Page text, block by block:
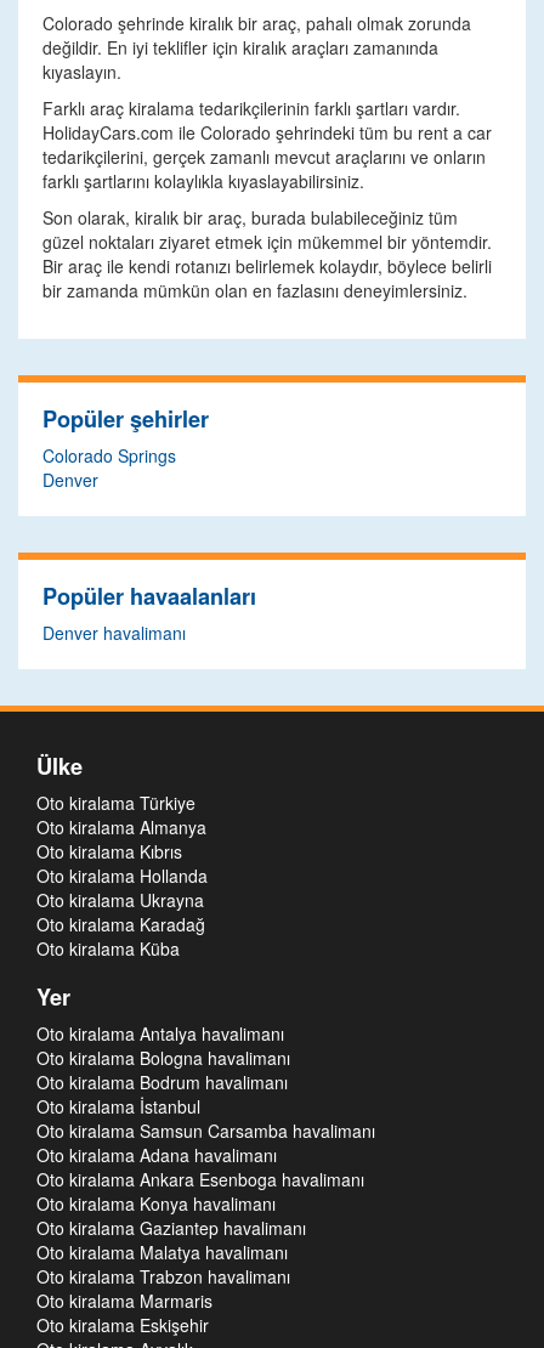
Colorado şehrinde kiralık bir araç, pahalı olmak zorunda
değildir. En iyi teklifler için kiralık araçları zamanında
kıyaslayın.
Farklı araç kiralama tedarikçilerinin farklı şartları vardır.
HolidayCars.com ile Colorado şehrindeki tüm bu rent a car
tedarikçilerini, gerçek zamanlı mevcut araçlarını ve onların
farklı şartlarını kolaylıkla kıyaslayabilirsiniz.
Son olarak, kiralık bir araç, burada bulabileceğiniz tüm
güzel noktaları ziyaret etmek için mükemmel bir yöntemdir.
Bir araç ile kendi rotanızı belirlemek kolaydır, böylece belirli
bir zamanda mümkün olan en fazlasını deneyimlersiniz.
Popüler şehirler
Colorado Springs
Denver
Popüler havaalanları
Denver havalimanı
Ülke
Oto kiralama Türkiye
Oto kiralama Almanya
Oto kiralama Kıbrıs
Oto kiralama Hollanda
Oto kiralama Ukrayna
Oto kiralama Karadağ
Oto kiralama Küba
Yer
Oto kiralama Antalya havalimanı
Oto kiralama Bologna havalimanı
Oto kiralama Bodrum havalimanı
Oto kiralama İstanbul
Oto kiralama Samsun Carsamba havalimanı
Oto kiralama Adana havalimanı
Oto kiralama Ankara Esenboga havalimanı
Oto kiralama Konya havalimanı
Oto kiralama Gaziantep havalimanı
Oto kiralama Malatya havalimanı
Oto kiralama Trabzon havalimanı
Oto kiralama Marmaris
Oto kiralama Eskişehir